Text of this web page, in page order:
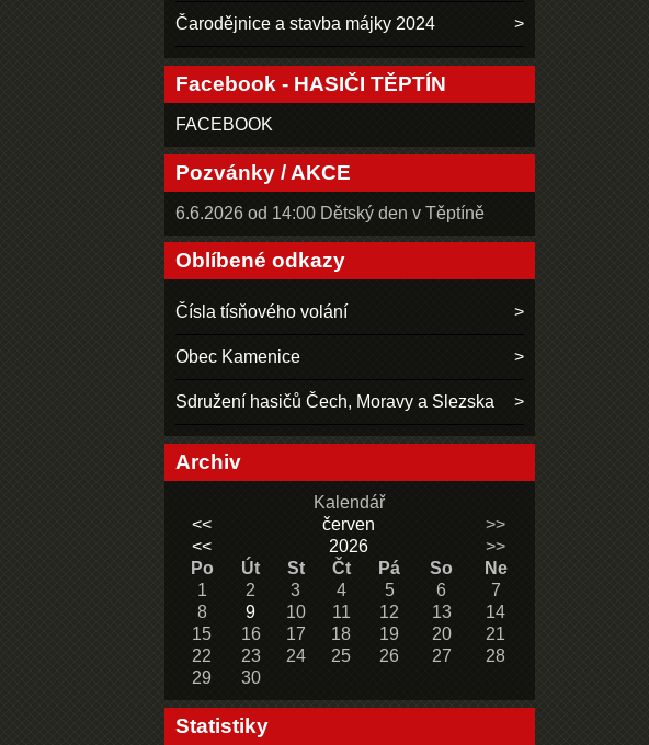
Čarodějnice a stavba májky 2024
Facebook - HASIČI TĚPTÍN
FACEBOOK
Pozvánky / AKCE
6.6.2026 od 14:00 Dětský den v Těptíně
Oblíbené odkazy
Čísla tísňového volání
Obec Kamenice
Sdružení hasičů Čech, Moravy a Slezska
Archiv
Kalendář
<<
červen
>>
<<
2026
>>
Po
Út St Čt Pá So
Ne
1
2 3 4 5 6
7
8
9 10 11 12 13
14
15
16 17 18 19 20
21
22
23 24 25 26 27
28
29
30
Statistiky